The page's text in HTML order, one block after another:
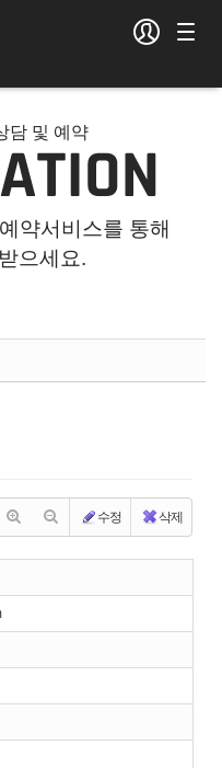
담 및 예약
약서비스를 통해
으세요.
수정 삭제